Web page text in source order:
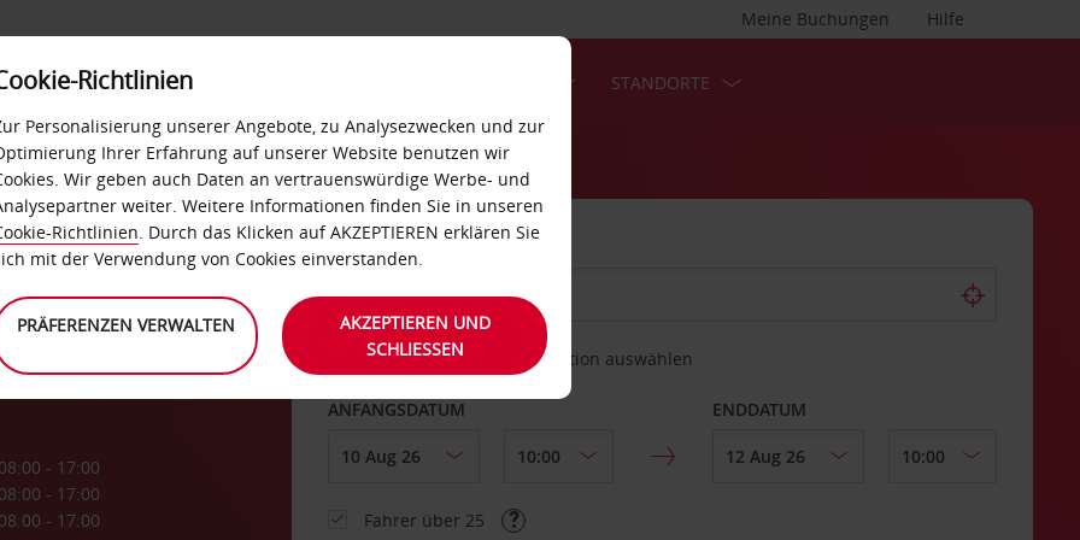
Hilfe
Meine Buchungen
LOYALTY SELF-SERVICES STANDORTE
08:00 - 17:00
08:00 - 17:00
08:00 - 17:00
ABHOLEN VON
Eine andere Rückgabestation auswählen
ANFANGSDATUM ENDDATUM
Fahrer über 25
Richtlinien
Personalisierung unserer Angebote, zu Analysezwecken und zur
Ihrer Erfahrung auf unserer Website benutzen wir
Wir geben auch Daten an vertrauenswürdige Werbe- und
weiter. Weitere Informationen finden Sie in unseren
Richtlinien. Durch das Klicken auf AKZEPTIEREN erklären Sie
mit der Verwendung von Cookies einverstanden.
PRÄFERENZEN VERWALTEN
AKZEPTIEREN UND
SCHLIESSEN